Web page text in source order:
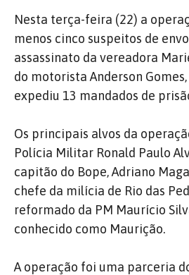
Nesta terça-feira (22) a
menos cinco suspeitos de
assassinato da vereadora
do motorista Anderson
expediu 13 mandados de
Os principais alvos da
Polícia Militar Ronald Paulo
capitão do Bope, Adriano
chefe da milícia de Rio das
reformado da PM Maurício
conhecido como Maurição.
A operação foi uma parceria